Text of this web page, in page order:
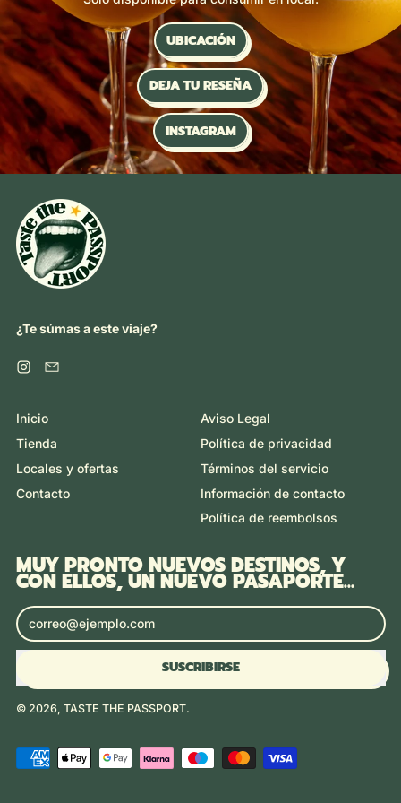
UBICACIÓN
DEJA TU RESEÑA
INSTAGRAM
¿Te súmas a este viaje?
Instagram
Email
Inicio
Tienda
Locales y ofertas
Contacto
Aviso Legal
Política de privacidad
Términos del servicio
Información de contacto
Política de reembolsos
MUY PRONTO NUEVOS DESTINOS, Y
CON ELLOS, UN NUEVO PASAPORTE...
Dirección de correo electrónico
SUSCRIBIRSE
© 2026, TASTE THE PASSPORT.
Pagos
aceptados